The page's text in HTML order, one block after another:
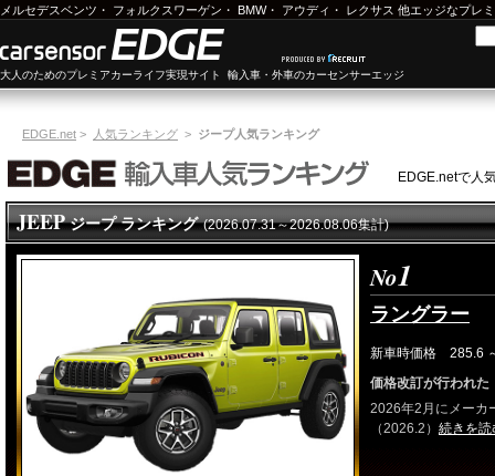
メルセデスベンツ ・ フォルクスワーゲン ・ BMW・ アウディ ・ レクサス 他エッジなプレ
大人のためのプレミアカーライフ実現サイト 輸入車・外車のカーセンサーエッジ
EDGE.net > 人気ランキング > ジープ人気ランキング
EDGE.netで人
JEEPジープ ランキング (2026.07.31～2026.08.06集計)
No1
ラングラー
新車時価格 285.6
価格改訂が行われた
2026年2月にメーカ
（2026.2） 続きを読